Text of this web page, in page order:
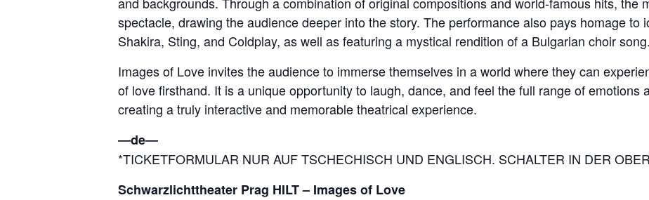
spectacle, drawing the audience deeper into the story. The performance also pays homage to
Shakira, Sting, and Coldplay, as well as featuring a mystical rendition of a Bulgarian choir song.
Images of Love invites the audience to immerse themselves in a world where they can
of love firsthand. It is a unique opportunity to laugh, dance, and feel the full range of emotions
creating a truly interactive and memorable theatrical experience.
―de―
*TICKETFORMULAR NUR AUF TSCHECHISCH UND ENGLISCH. SCHALTER IN DER
Schwarzlichttheater Prag HILT – Images of Love